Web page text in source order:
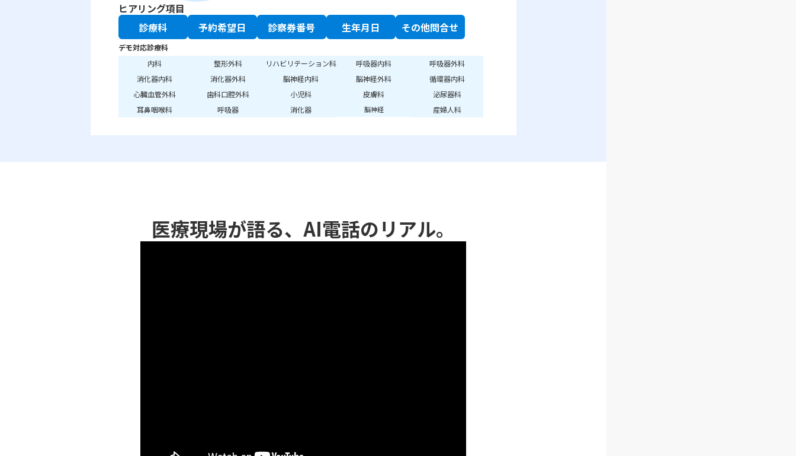
ヒアリング項目
診療科
予約希望日 診察券番号 生年月日 その他問合せ
デモ対応診療科
内科
整形外科 リハビリテーション科 呼吸器内科
呼吸器外科
消化器内科
消化器外科 脳神経内科 脳神経外科
循環器内科
心臓血管外科
歯科口腔外科 小児科 皮膚科
泌尿器科
耳鼻咽喉科
呼吸器 消化器 脳神経 産婦人科
医療現場が語る、AI電話のリアル。